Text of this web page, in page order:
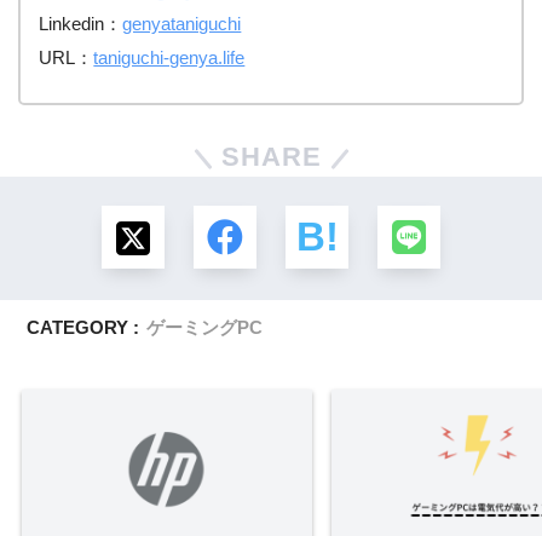
Linkedin：genyataniguchi
URL：taniguchi-genya.life
SHARE
CATEGORY : ゲーミングPC